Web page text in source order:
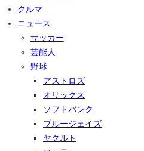
クルマ
ニュース
サッカー
芸能人
野球
アストロズ
オリックス
ソフトバンク
ブルージェイズ
ヤクルト